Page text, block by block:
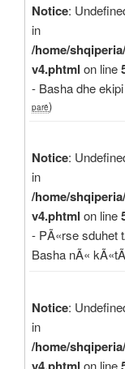
Notice:
in
/home/
v4.phtml on line
- Basha dhe
parë)
Notice:
in
/home/
v4.phtml on line
- PÃ«rse sduhet
Basha nÃ«
Notice:
in
/home/
on line